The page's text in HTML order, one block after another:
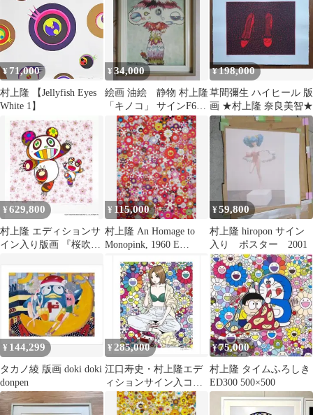
¥ 71,000
村上隆 【Jellyfish Eyes
White 1】
¥34,000
絵画 油絵 静物 村上隆
「キノコ」 サインF6サ
イズ額装済み 肉筆手描
¥198,000
草間彌生 ハイヒール 版
画 ★村上隆 奈良美智★
¥629,800
村上隆 エディションサ
イン入り版画 『桜吹雪
¥ 115,000
村上隆 An Homage to
Monopink, 1960 E
¥59,800
村上隆 hiropon サイン
入り ポスター 2001
¥ 144,299
タカノ綾 版画 doki doki
donpen
¥ 285,000
江口寿史・村上隆エデ
ィションサイン入コラ
ボ版画「famicom」シル
クスクリーン
¥75,000
村上隆 タイムふろしき
ED300 500×500